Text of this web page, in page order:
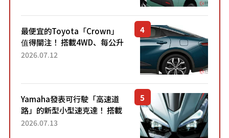
最便宜的Toyota「Crown」
值得關注！ 搭載4WD、每公升
22.4公里低油耗表現超亮眼！
2026.07.12
Yamaha發表可行駛「高速道
路」的新型小型速克達！ 搭載
能享受超強勁「渦輪感」的動
2026.07.13